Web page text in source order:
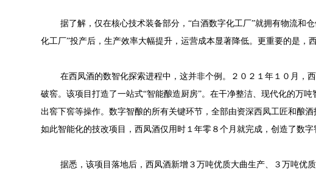
据了解，仅在核心技术装备部分，“白酒数字化工厂”就拥有物流和
化工厂”投产后，生产效率大幅提升，运营成本显著降低。更重要的是，
在西凤酒的数智化探索进程中，这并非个例。２０２１年１０月，
破窖。该项目打造了一站式“智能酿造厨房”。在干净整洁、现代化的万
出窖下窖等操作。数字智酿的所有关键环节，全部由资深西凤工匠和酿
如此智能化的技改项目，西凤酒仅用时１年零８个月就完成，创造了数字
据悉，该项目落地后，西凤酒新增３万吨优质大曲生产、３万吨优